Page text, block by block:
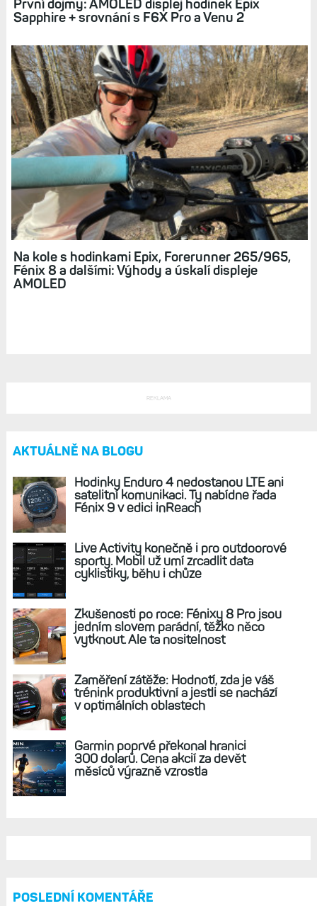
První dojmy: AMOLED displej hodinek Epix
Sapphire + srovnání s F6X Pro a Venu 2
Fénix 8 a dalšími: Výhody a úskalí displeje
AMOLED
Fénix 9 v edici inReach